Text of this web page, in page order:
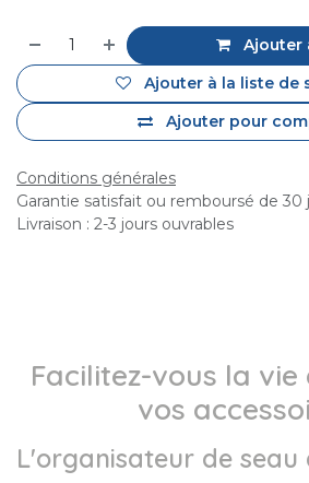
Ajouter
Ajouter pour
Ajouter à la liste de
Conditions générales
Garantie satisfait ou remboursé de 30
Livraison : 2-3 jours ouvrables
Facilitez-vous la vie
vos
L'organisateur de seau